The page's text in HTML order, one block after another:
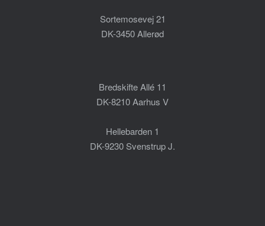
Sortemosevej 21
DK-3450 Allerød
Bredskifte Allé 11
DK-8210 Aarhus V
Hellebarden 1
DK-9230 Svenstrup J.